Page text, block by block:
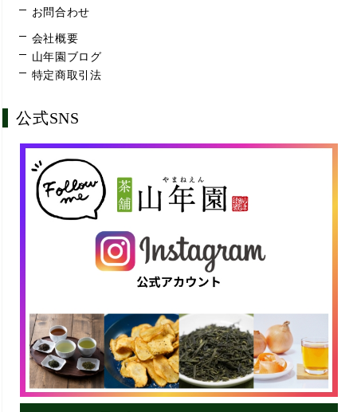
お問合わせ
会社概要
山年園ブログ
特定商取引法
公式SNS